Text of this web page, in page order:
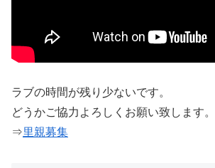
ラブの時間が残り少ないです。
どうかご協力よろしくお願い致します。
⇒里親募集